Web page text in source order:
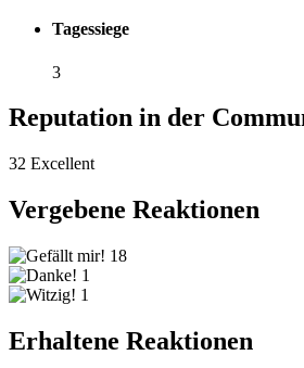
Tagessiege
3
Reputation in der
32 Excellent
Vergebene Reaktionen
18
1
1
Erhaltene Reaktionen